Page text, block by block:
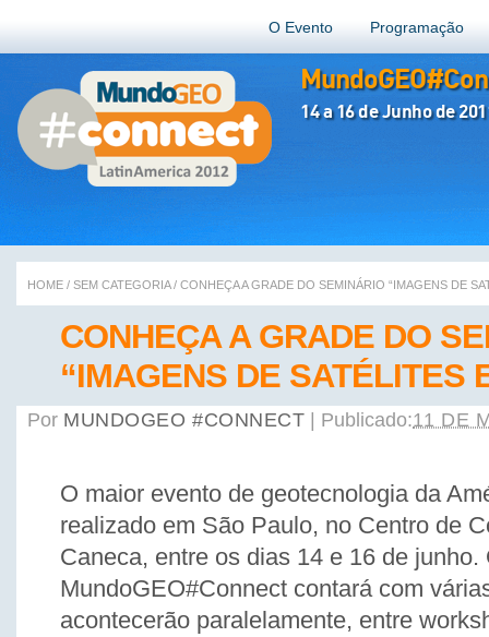
O Evento Programação
14 a 16 de Junho de
CONHEÇA A GRADE DO
“IMAGENS DE SATÉLITES
HOME / SEM CATEGORIA/ CONHEÇA A GRADE DO SEMINÁRIO “IMAGENS DE
Por MUNDOGEO #CONNECT Publicado:11 DE
O maior evento de geotecnologia da
realizado em São Paulo, no Centro de
Caneca, entre os dias 14 e 16 de junho.
MundoGEO#Connect contará com
acontecerão paralelamente, entre